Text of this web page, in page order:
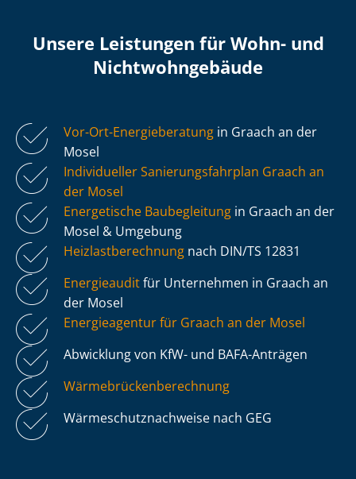
Unsere Leistungen für Wohn- und
Nicht­wohn­ge­bäu­de
Vor-Ort-Energieberatung in Graach an der
Mosel
Individueller Sa­nie­rungs­fahr­plan Graach an
der Mosel
Energetische Baubegleitung in Graach an der
Mosel & Umgebung
Heiz­last­be­rech­nung nach DIN/TS 12831
Energieauditfür Unternehmen in Graach an
der Mosel
Energieagentur für Graach an der Mosel
Abwicklung von KfW- und BAFA-Anträgen
Wär­me­brü­cken­be­rech­nung
Wär­me­schutz­nach­wei­se nach GEG